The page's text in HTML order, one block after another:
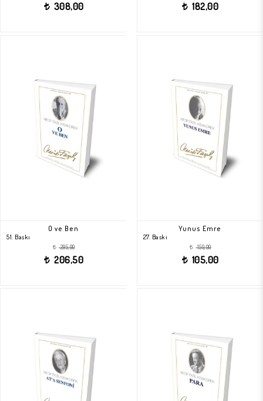
t
308,00
t
182,00
O ve Ben
51. Baskı
t
295,00
t
206,50
Yunus Emre
27. Baskı
t
150,00
t
105,00